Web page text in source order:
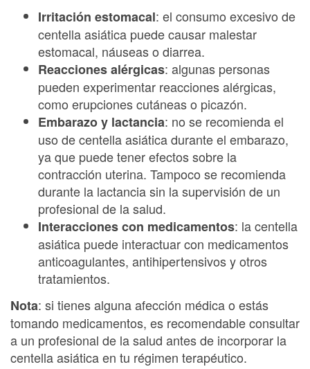
Irritación estomacal: el consumo excesivo de
centella asiática puede causar malestar
estomacal, náuseas o diarrea.
Reacciones alérgicas: algunas personas
pueden experimentar reacciones alérgicas,
como erupciones cutáneas o picazón.
Embarazo y lactancia: no se recomienda el
uso de centella asiática durante el embarazo,
ya que puede tener efectos sobre la
contracción uterina. Tampoco se recomienda
durante la lactancia sin la supervisión de un
profesional de la salud.
Interacciones con medicamentos: la centella
asiática puede interactuar con medicamentos
anticoagulantes, antihipertensivos y otros
tratamientos.
Nota: si tienes alguna afección médica o estás
tomando medicamentos, es recomendable consultar
a un profesional de la salud antes de incorporar la
centella asiática en tu régimen terapéutico.